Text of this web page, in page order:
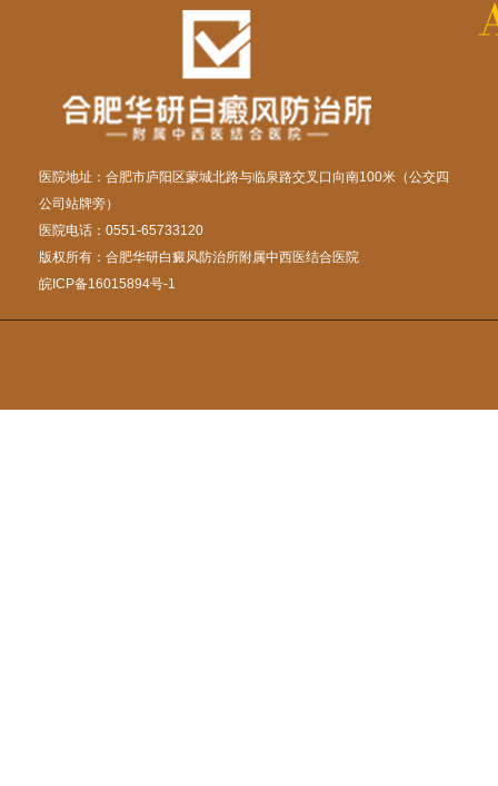
医院地址：合肥市庐阳区蒙城北路与临泉路交叉口向南100米（公交四
公司站牌旁）
医院电话：0551-65733120
版权所有：合肥华研白癜风防治所附属中西医结合医院
皖ICP备16015894号-1